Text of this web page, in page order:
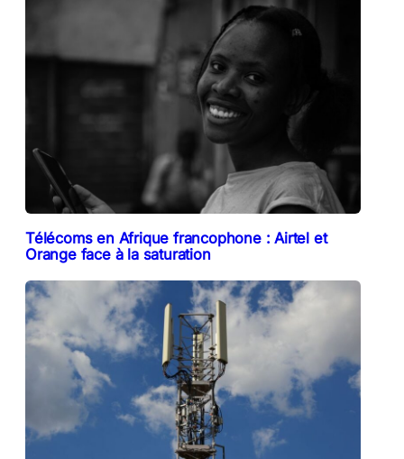
Télécoms en Afrique francophone : Airtel et
Orange face à la saturation